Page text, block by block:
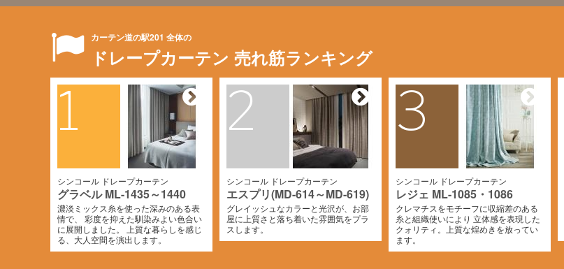
カーテン道の駅201 全体の
ドレープカーテン 売れ筋ランキング
1
シンコール ドレープカーテン
グラベル ML-1435～1440
濃淡ミックス糸を使った深みのある表
情で、 彩度を抑えた馴染みよい色合い
に展開しました。 上質な暮らしを感じ
る、大人空間を演出します。
2
シンコール ドレープカーテン
エスプリ(MD-614～MD-619)
グレイッシュなカラーと光沢が、お部
屋に上質さと落ち着いた雰囲気をプラ
スします。
3
シンコール ドレープカーテン
レジェ ML-1085・1086
クレマチスをモチーフに収縮差のある
糸と組織使いにより 立体感を表現した
クォリティ。上質な煌めきを放ってい
ます。